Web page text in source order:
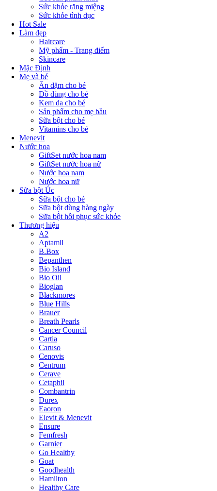
Sức khỏe răng miệng
Sức khỏe tình dục
Hot Sale
Làm đẹp
Haircare
Mỹ phẩm - Trang điểm
Skincare
Mặc Định
Mẹ và bé
Ăn dặm cho bé
Đồ dùng cho bé
Kem da cho bé
Sản phẩm cho mẹ bầu
Sữa bột cho bé
Vitamins cho bé
Menevit
Nước hoa
GiftSet nước hoa nam
GiftSet nước hoa nữ
Nước hoa nam
Nước hoa nữ
Sữa bột Úc
Sữa bột cho bé
Sữa bột dùng hàng ngày
Sữa bột hồi phục sức khỏe
Thương hiệu
A2
Aptamil
B.Box
Bepanthen
Bio Island
Bio Oil
Bioglan
Blackmores
Blue Hills
Brauer
Breath Pearls
Cancer Council
Cartia
Caruso
Cenovis
Centrum
Cerave
Cetaphil
Combantrin
Durex
Eaoron
Elevit & Menevit
Ensure
Femfresh
Garnier
Go Healthy
Goat
Goodhealth
Hamilton
Healthy Care